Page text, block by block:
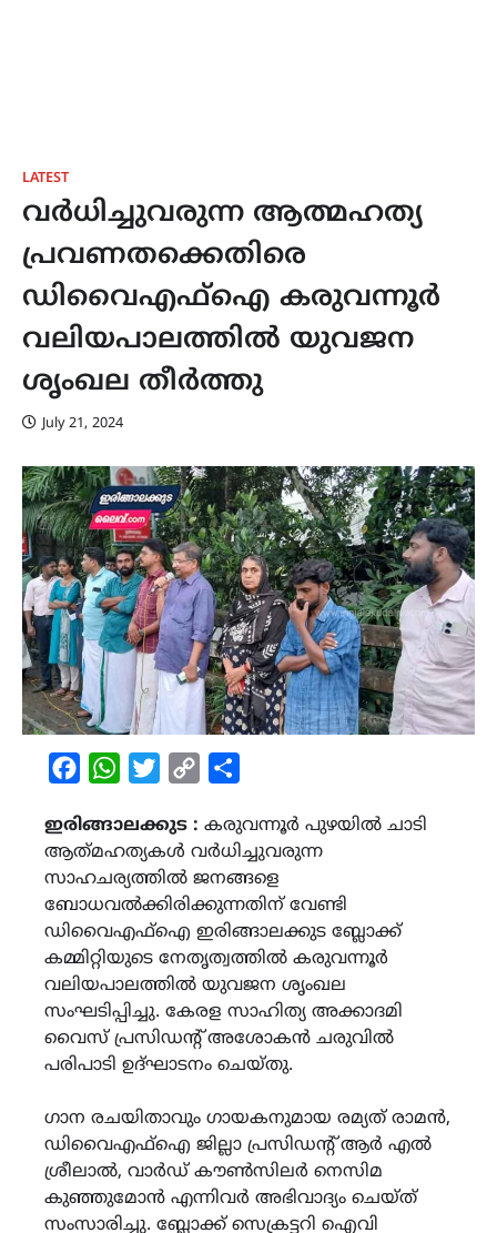
LATEST
വർധിച്ചുവരുന്ന ആത്മഹത്യ
പ്രവണതക്കെതിരെ
ഡിവൈഎഫ്ഐ കരുവന്നൂർ
വലിയപാലത്തിൽ യുവജന
ശൃംഖല തീർത്തു
July 21, 2024
FacebookWhatsAppTwitterCopy
ഇരിങ്ങാലക്കുട : കരുവന്നൂർ പുഴയിൽ ചാടി
ആത്‍മഹത്യകൾ വർധിച്ചുവരുന്ന
സാഹചര്യത്തിൽ ജനങ്ങളെ
ബോധവൽക്കിരിക്കുന്നതിന് വേണ്ടി
ഡിവൈഎഫ്ഐ ഇരിങ്ങാലക്കുട ബ്ലോക്ക്‌
കമ്മിറ്റിയുടെ നേതൃത്വത്തിൽ കരുവന്നൂർ
വലിയപാലത്തിൽ യുവജന ശൃംഖല
സംഘടിപ്പിച്ചു. കേരള സാഹിത്യ അക്കാദമി
വൈസ് പ്രസിഡന്റ് അശോകൻ ചരുവിൽ
പരിപാടി ഉദ്ഘാടനം ചെയ്തു.
ഗാന രചയിതാവും ഗായകനുമായ രമ്യത് രാമൻ,
ഡിവൈഎഫ്ഐ ജില്ലാ പ്രസിഡന്റ് ആർ എൽ
ശ്രീലാൽ, വാർഡ് കൗൺസിലർ നെസിമ
കുഞ്ഞുമോൻ എന്നിവർ അഭിവാദ്യം ചെയ്ത്
സംസാരിച്ചു. ബ്ലോക്ക്‌ സെക്രട്ടറി ഐവി